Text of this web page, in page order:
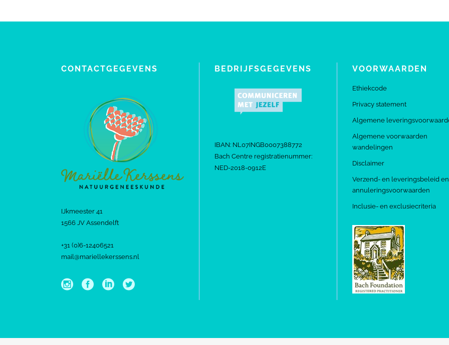
CONTACTGEGEVENS
IJkmeester 41
1566 JV Assendelft
+31 (0)6-12406521
mail@mariellekerssens.nl
BEDRIJFSGEGEVENS
IBAN: NL07INGB0007388772
Bach Centre registratienummer:
NED-2018-0912E
VOORWAARDEN
Ethiekcode
Privacy statement
Algemene
Algemene voorwaarden
wandelingen
Disclaimer
Verzend- en leveringsbeleid en
annuleringsvoorwaarden
Inclusie- en exclusiecriteria